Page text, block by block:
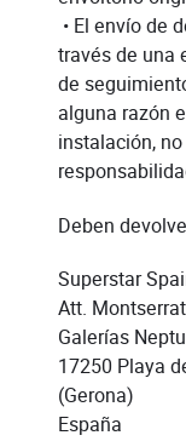
• El envío de
través de una
de
alguna razón
instalación,
Deben
Superstar
Att.
Galerías
17250 Playa
(Gerona)
España